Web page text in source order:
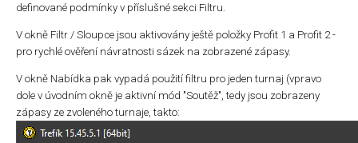
definované podmínky v příslušné sekci Filtru.
V okně Filtr / Sloupce jsou aktivovány ještě položky Profit 1 a Profit 2 -
pro rychlé ověření návratnosti sázek na zobrazené zápasy.
V okně Nabídka pak vypadá použití filtru pro jeden turnaj (vpravo
dole v úvodním okně je aktivní mód "Soutěž", tedy jsou zobrazeny
zápasy ze zvoleného turnaje, takto: